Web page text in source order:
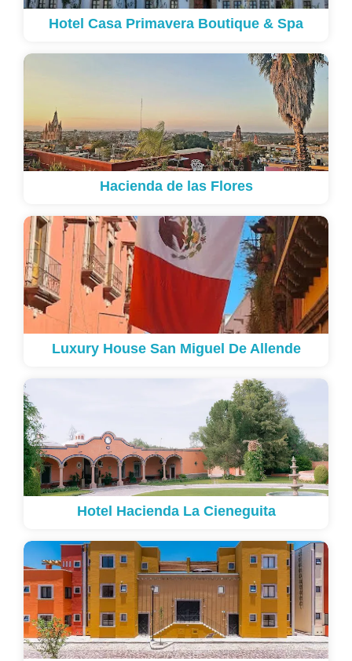
Hotel Casa Primavera Boutique & Spa
Hacienda de las Flores
Luxury House San Miguel De Allende
Hotel Hacienda La Cieneguita